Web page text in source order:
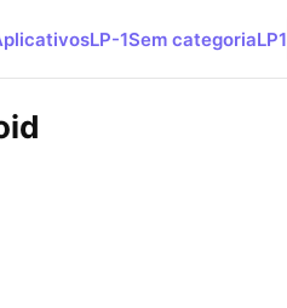
LP-1Sem categoriaLP1